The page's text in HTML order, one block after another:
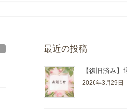
最近の投稿
【復旧済み
2026年3月29日